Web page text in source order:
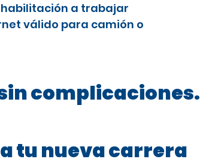
habilitación a trabajar
válido para camión o
complicaciones.
tu nueva carrera